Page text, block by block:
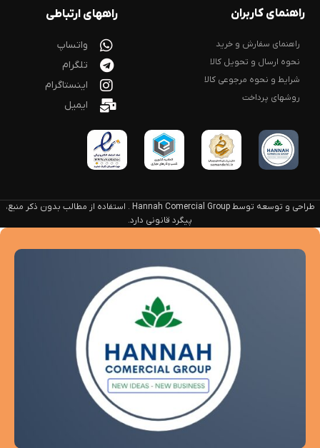
راهنمای کاربران
راهنمای سفارش و خرید
نحوه ارسال و تحویل کالا
شرایط و نحوه مرجوعی کالا
روشهای پرداخت
راههای ارتباطی
واتساپ
تلگرام
اینستاگرام
ایمیل
طراحی و توسعه توسط Hannah Comercial Group . استفاده از مطالب بدون ذکر منبع،
پیگرد قانونی دارد.